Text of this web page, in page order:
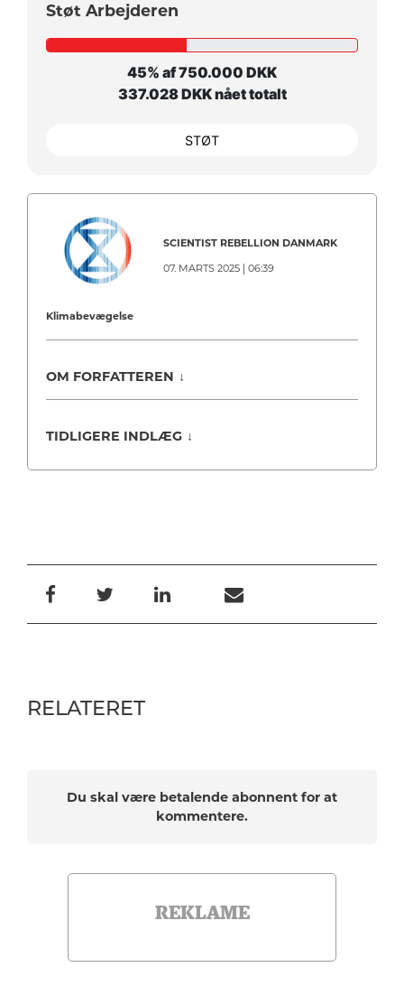
Støt Arbejderen
45% af 750.000 DKK
337.028 DKK nået totalt
STØT
SCIENTIST REBELLION DANMARK
07. MARTS 2025 | 06:39
Klimabevægelse
OM FORFATTEREN ↓
TIDLIGERE INDLÆG ↓
RELATERET
Du skal være betalende abonnent for at
kommentere.
REKLAME